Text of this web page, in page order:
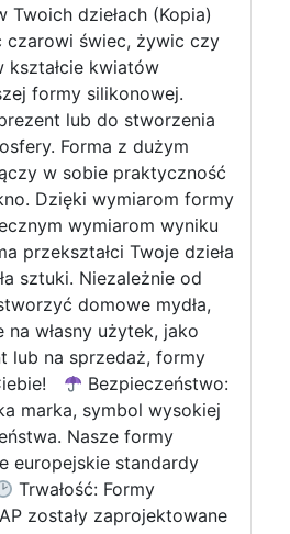
Twoich dziełach (Kopia)
czarowi świec, żywic czy
kształcie kwiatów
formy silikonowej.
lub do stworzenia
Forma z dużym
w sobie praktyczność
Dzięki wymiarom formy
wymiarom wyniku
przekształci Twoje dzieła
sztuki. Niezależnie od
domowe mydła,
własny użytek, jako
lub na sprzedaż, formy
Bezpieczeństwo:
marka, symbol wysokiej
Nasze formy
europejskie standardy
Trwałość: Formy
zostały zaprojektowane